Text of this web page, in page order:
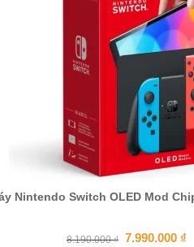
Nintendo Switch OLED Mod
8.190.000₫ 7.990.000 ₫